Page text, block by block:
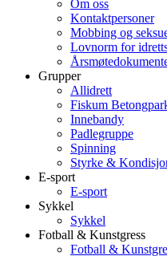
Om oss
Kontaktpersoner
Mobbing og
Lovnorm for
Grupper
Allidrett
Fiskum
Innebandy
Padlegruppe
Spinning
Styrke &
E-sport
E-sport
Sykkel
Sykkel
Fotball & Kunstgress
Fotball &